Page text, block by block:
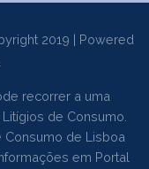
2019 | Powered
recorrer a uma
de Consumo.
Consumo de Lisboa
em Portal